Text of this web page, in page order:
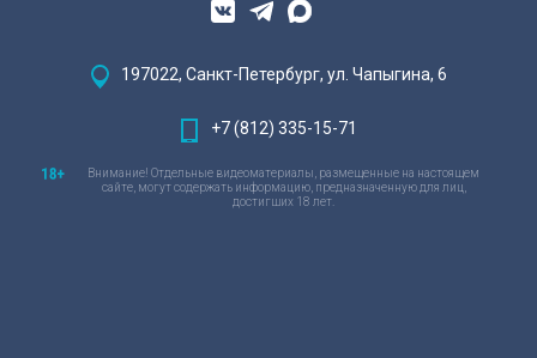
197022, Санкт-Петербург, ул. Чапыгина, 6
+7 (812) 335-15-71
Внимание! Отдельные видеоматериалы, размещенные на настоящем
сайте, могут содержать информацию, предназначенную для лиц,
достигших 18 лет.